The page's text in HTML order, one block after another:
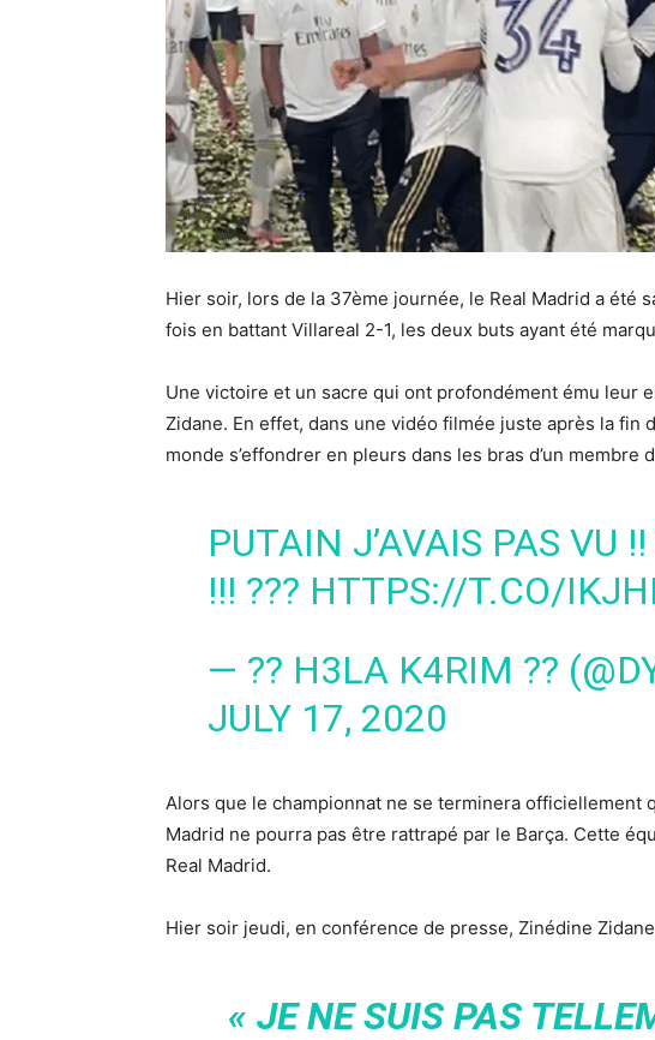
Hier soir, lors de la 37ème journée, le Real Madrid a été
fois en battant Villareal 2-1, les deux buts ayant été
Une victoire et un sacre qui ont profondément ému leur
Zidane. En effet, dans une vidéo filmée juste après la fin
monde s’effondrer en pleurs dans les bras d’un membre
PUTAIN J’AVAIS PAS VU
!!! ??? HTTPS://T.CO/
— ?? H3LA K4RIM ??
JULY 17, 2020
Alors que le championnat ne se terminera officiellement
Madrid ne pourra pas être rattrapé par le Barça. Cette
Real Madrid.
Hier soir jeudi, en conférence de presse, Zinédine Zidane
« JE NE SUIS PAS